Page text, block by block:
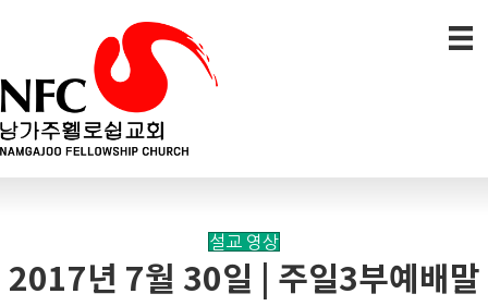
설교 영상
2017년 7월 30일 | 주일3부예배말